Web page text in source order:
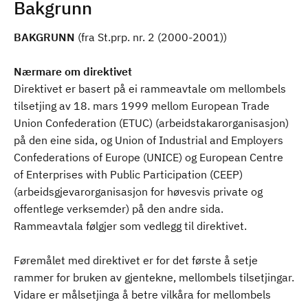
Bakgrunn
BAKGRUNN (fra St.prp. nr. 2 (2000-2001))
Nærmare om direktivet
Direktivet er basert på ei rammeavtale om mellombels
tilsetjing av 18. mars 1999 mellom European Trade
Union Confederation (ETUC) (arbeidstakarorganisasjon)
på den eine sida, og Union of Industrial and Employers
Confederations of Europe (UNICE) og European Centre
of Enterprises with Public Participation (CEEP)
(arbeidsgjevarorganisasjon for høvesvis private og
offentlege verksemder) på den andre sida.
Rammeavtala følgjer som vedlegg til direktivet.
Føremålet med direktivet er for det første å setje
rammer for bruken av gjentekne, mellombels tilsetjingar.
Vidare er målsetjinga å betre vilkåra for mellombels